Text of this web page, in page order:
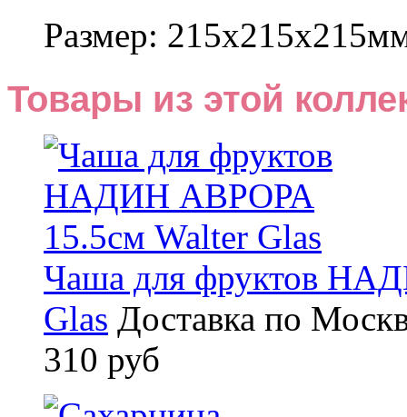
Размер:
Товары из этой
Чаша для фруктов
Glas Доставка по
310 руб